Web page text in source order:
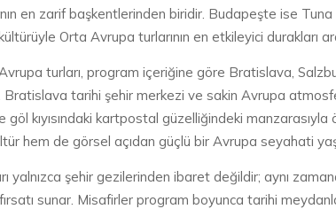
en zarif başkentlerinden biridir. Budapeşte ise
Orta Avrupa turlarının en etkileyici durakları
turları, program içeriğine göre Bratislava,
Bratislava tarihi şehir merkezi ve sakin Avrupa
göl kıyısındaki kartpostal güzelliğindeki
hem de görsel açıdan güçlü bir Avrupa seyahati
yalnızca şehir gezilerinden ibaret değildir; aynı
sunar. Misafirler program boyunca tarihi